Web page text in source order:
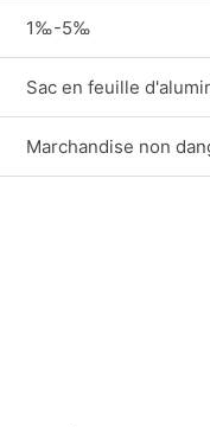
1‰-5‰
Sac en feuille
Marchandise non